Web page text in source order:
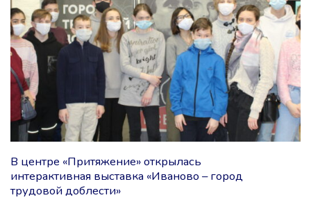
В центре «Притяжение» открылась
интерактивная выставка «Иваново – город
трудовой доблести»